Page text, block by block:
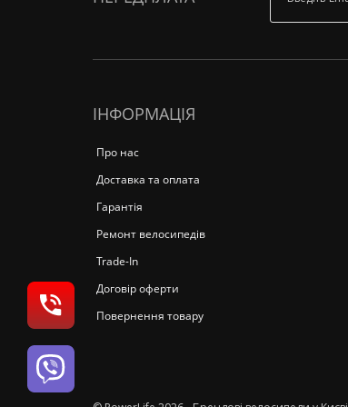
ІНФОРМАЦІЯ
Про нас
Доставка та оплата
Гарантія
Ремонт велосипедів
Trade-In
Договір оферти
Повернення товару